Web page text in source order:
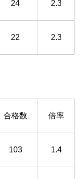
24 2.3
22 2.3
合格数 倍率
103 1.4